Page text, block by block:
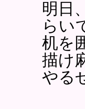
明日
らい
机を
描け
やる